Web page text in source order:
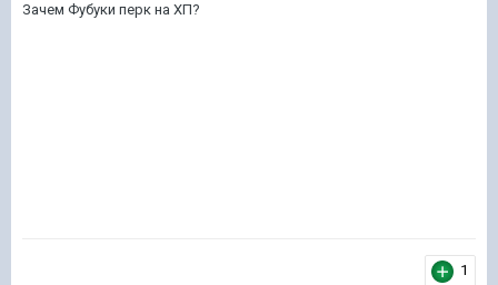
Зачем Фубуки перк на ХП?
1